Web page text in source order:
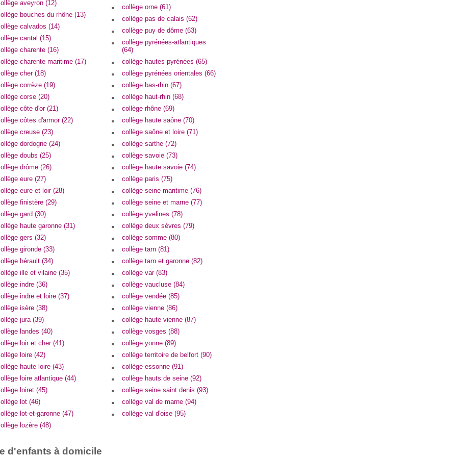
aveyron (12)
bouches du rhône (13)
calvados (14)
cantal (15)
charente (16)
charente maritime (17)
cher (18)
corrèze (19)
corse (20)
côte d'or (21)
côtes d'armor (22)
creuse (23)
dordogne (24)
doubs (25)
drôme (26)
eure (27)
eure et loir (28)
finistère (29)
gard (30)
haute garonne (31)
gers (32)
gironde (33)
hérault (34)
ille et vilaine (35)
indre (36)
indre et loire (37)
isère (38)
jura (39)
landes (40)
loir et cher (41)
loire (42)
haute loire (43)
loire atlantique (44)
loiret (45)
lot (46)
lot-et-garonne (47)
lozère (48)
collège orne (61)
collège pas de calais (62)
collège puy de dôme (63)
collège pyrénées-atlantiques
(64)
collège hautes pyrénées (65)
collège pyrénées orientales (66)
collège bas-rhin (67)
collège haut-rhin (68)
collège rhône (69)
collège haute saône (70)
collège saône et loire (71)
collège sarthe (72)
collège savoie (73)
collège haute savoie (74)
collège paris (75)
collège seine maritime (76)
collège seine et marne (77)
collège yvelines (78)
collège deux sèvres (79)
collège somme (80)
collège tarn (81)
collège tarn et garonne (82)
collège var (83)
collège vaucluse (84)
collège vendée (85)
collège vienne (86)
collège haute vienne (87)
collège vosges (88)
collège yonne (89)
collège territoire de belfort (90)
collège essonne (91)
collège hauts de seine (92)
collège seine saint denis (93)
collège val de marne (94)
collège val d'oise (95)
d'enfants à domicile